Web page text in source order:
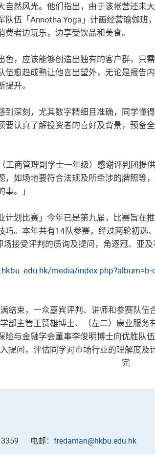
然风光。他们指出，由于该帐营还未
伍「Annotha Yoga」计画经营瑜伽
者边玩乐，边享受饮品和美食。
色，应该能够创造出独有的客户群，只
伍愈趋成熟让他喜出望外，无论是报告
升。
深刻，尤其数字精细且准确，同学懂
认真了解投资者的喜好及背景，预备
工商管理副学士一年级）感谢评判团
，如场地要符合法规及所牵涉的牌照等
。」
计划比赛」今年已是第九届，比赛旨
巧。本年共有14队参赛，经过两轮初
接受评判的质询及提问，角逐冠、亚及
.edu.hk/media/index.php?album=b-
结束，一众嘉宾评判、讲师和参赛队伍
部主管王赞雄博士、（左二）康业服
与金融学会董事李俊明博士向优胜队
提问，评估同学对市场行业的理解度及
完
电邮： fredaman@hkbu.edu.hk